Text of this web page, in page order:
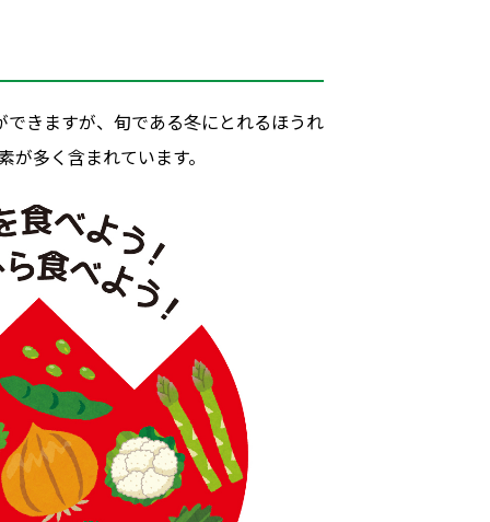
きますが、旬である冬にとれるほうれ
多く含まれています。